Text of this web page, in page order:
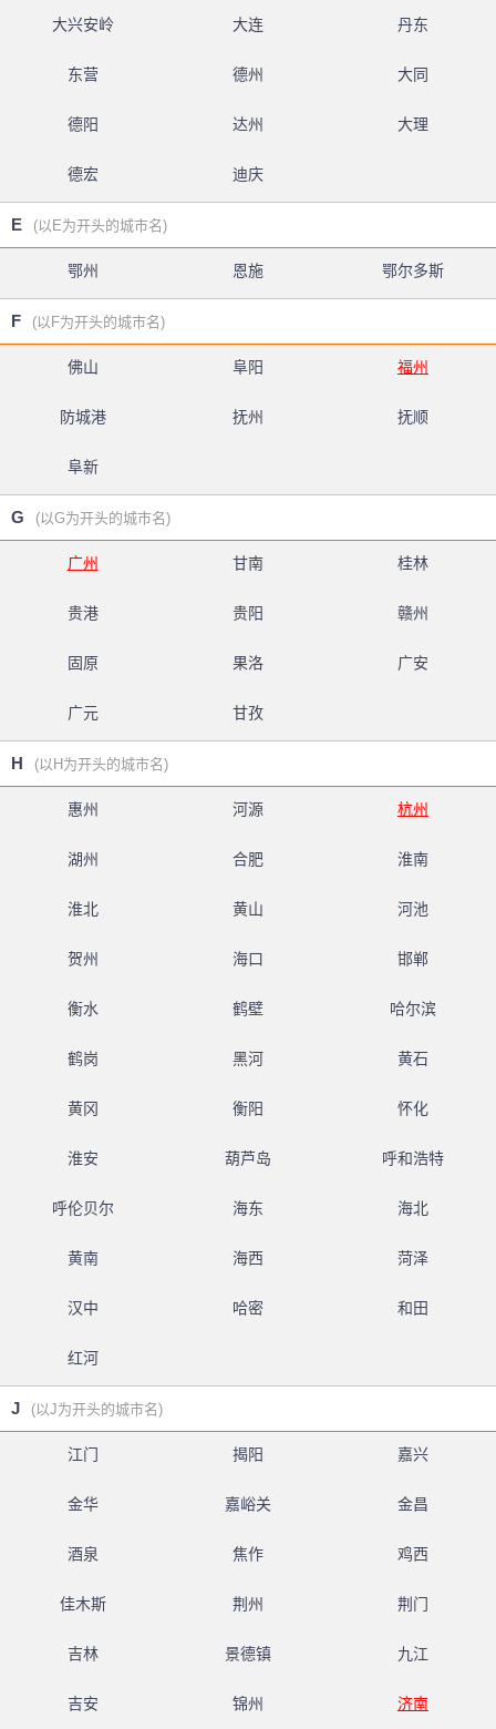
大兴安岭 大连 丹东
东营 德州 大同
德阳 达州 大理
德宏 迪庆
E (以E为开头的城市名)
鄂州 恩施 鄂尔多斯
F (以F为开头的城市名)
佛山 阜阳 福州
防城港 抚州 抚顺
阜新
G (以G为开头的城市名)
广州 甘南 桂林
贵港 贵阳 赣州
固原 果洛 广安
广元 甘孜
H (以H为开头的城市名)
惠州 河源 杭州
湖州 合肥 淮南
淮北 黄山 河池
贺州 海口 邯郸
衡水 鹤壁 哈尔滨
鹤岗 黑河 黄石
黄冈 衡阳 怀化
淮安 葫芦岛 呼和浩特
呼伦贝尔 海东 海北
黄南 海西 菏泽
汉中 哈密 和田
红河
J (以J为开头的城市名)
江门 揭阳 嘉兴
金华 嘉峪关 金昌
酒泉 焦作 鸡西
佳木斯 荆州 荆门
吉林 景德镇 九江
吉安 锦州 济南